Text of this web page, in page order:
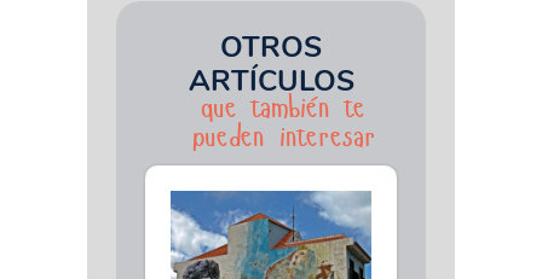
OTROS
ARTÍCULOS
que también te
pueden interesar